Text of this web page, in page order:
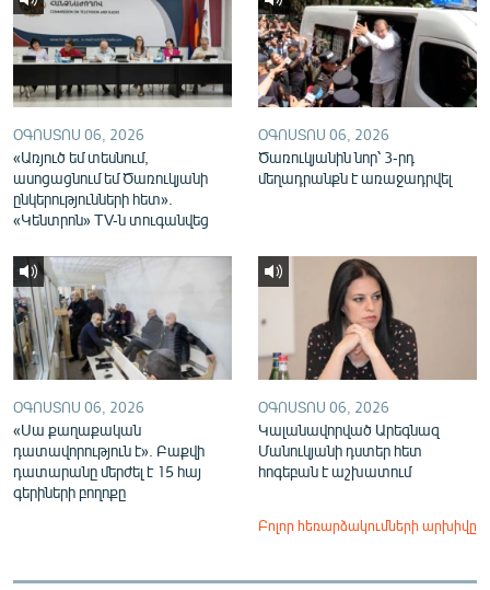
ՕԳՈՍՏՈՍ 06, 2026
«Առյուծ եմ տեսնում,
ասոցացնում եմ Ծառուկյանի
ընկերությունների հետ».
«Կենտրոն» TV-ն տուգանվեց
ՕԳՈՍՏՈՍ 06, 2026
Ծառուկյանին նոր՝ 3-րդ
մեղադրանքն է առաջադրվել
ՕԳՈՍՏՈՍ 06, 2026
«Սա քաղաքական
դատավորություն է». Բաքվի
դատարանը մերժել է 15 հայ
գերիների բողոքը
ՕԳՈՍՏՈՍ 06, 2026
Կալանավորված Արեգնազ
Մանուկյանի դստեր հետ
հոգեբան է աշխատում
Բոլոր հեռարձակումների արխիվը